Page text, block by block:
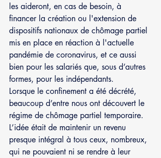
les aideront, en cas de besoin, à
financer la création ou l'extension de
dispositifs nationaux de chômage partiel
mis en place en réaction à l'actuelle
pandémie de coronavirus, et ce aussi
bien pour les salariés que, sous d’autres
formes, pour les indépendants.
Lorsque le confinement a été décrété,
beaucoup d’entre nous ont découvert le
régime de chômage partiel temporaire.
L’idée était de maintenir un revenu
presque intégral à tous ceux, nombreux,
qui ne pouvaient ni se rendre à leur